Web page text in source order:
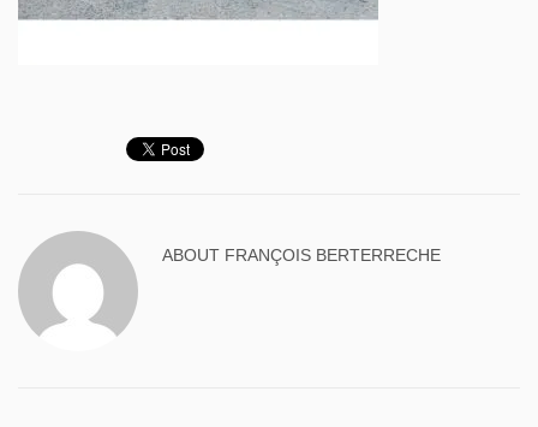
ABOUT FRANÇOIS BERTERRECHE